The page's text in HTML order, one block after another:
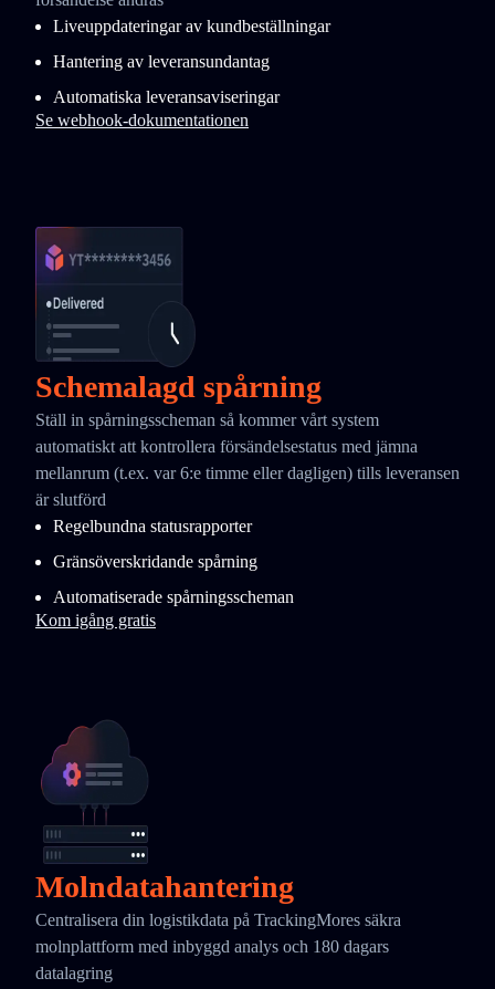
Liveuppdateringar av kundbeställningar
Hantering av leveransundantag
Automatiska leveransaviseringar
Se webhook-dokumentationen
Schemalagd spårning
Ställ in spårningsscheman så kommer vårt system
automatiskt att kontrollera försändelsestatus med jämna
mellanrum (t.ex. var 6:e timme eller dagligen) tills leveransen
är slutförd
Regelbundna statusrapporter
Gränsöverskridande spårning
Automatiserade spårningsscheman
Kom igång gratis
Molndatahantering
Centralisera din logistikdata på TrackingMores säkra
molnplattform med inbyggd analys och 180 dagars
datalagring